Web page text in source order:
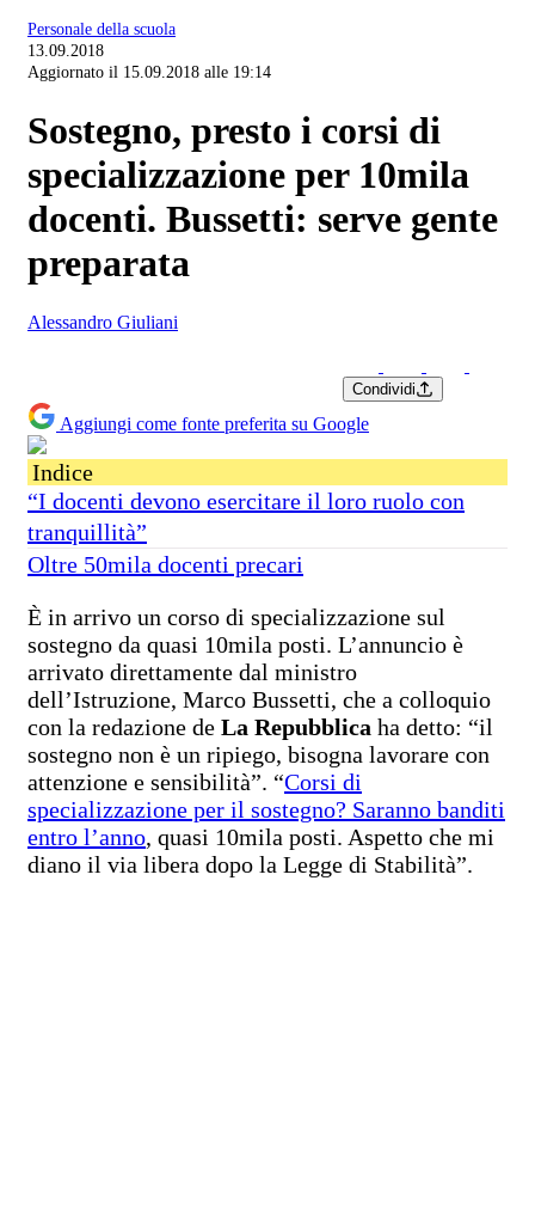
Personale della scuola
13.09.2018
Aggiornato il 15.09.2018 alle 19:14
Sostegno, presto i corsi di
specializzazione per 10mila
docenti. Bussetti: serve gente
preparata
Alessandro Giuliani
Condividi
Aggiungi come fonte preferita su Google
Indice
“I docenti devono esercitare il loro ruolo con
tranquillità”
Oltre 50mila docenti precari
È in arrivo un corso di specializzazione sul
sostegno da quasi 10mila posti. L’annuncio è
arrivato direttamente dal ministro
dell’Istruzione, Marco Bussetti, che a colloquio
con la redazione de La Repubblica ha detto: “il
sostegno non è un ripiego, bisogna lavorare con
attenzione e sensibilità”. “Corsi di
specializzazione per il sostegno? Saranno banditi
entro l’anno, quasi 10mila posti. Aspetto che mi
diano il via libera dopo la Legge di Stabilità”.